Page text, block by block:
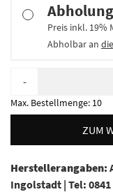
Abholung
Preis inkl. 19%
Abholbar an
-
Max. Bestellmenge: 10
ZUM
Herstellerangaben:
Ingolstadt | Tel: 0841